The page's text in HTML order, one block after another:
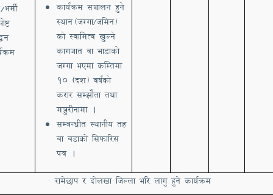
कार्यक्रम सञ्चालन हुने
स्थान(जग्गा/जमिन)
को स्वामित्व खुल्ने
कागजात वा भाडाको
जग्गा भएमा कम्तिमा
१० (दश) वर्षको
करार सम्झौता तथा
मञ्जुरीनामा ।
सम्बन्धीत स्थानीय तह
वा वडाको सिफारिस
पत्र ।
रामेछाप र दोलखा जिल्ला भरि लागु हुने कार्यक्रम